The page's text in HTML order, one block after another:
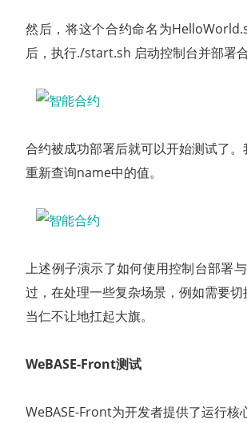
然后，将这个合约命名为
后，执行./start.sh 启动控制台并部署
合约被成功部署后就可以开始测试了
重新查询name中的值。
上述例子演示了如何使用控制台部署
过，在处理一些复杂场景，例如需要
当仁不让地扛起大旗。
WeBASE-Front测试
WeBASE-Front为开发者提供了运行